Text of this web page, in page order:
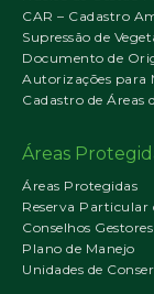
CAR – Cadastro
Supressão de
Documento de
Autorizações para
Cadastro de Áreas
Áreas
Áreas Protegidas
Reserva
Conselhos Gestores
Plano de Manejo
Unidades de